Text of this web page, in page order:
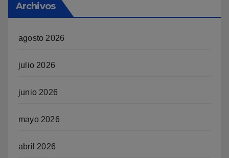
Archivos
agosto 2026
julio 2026
junio 2026
mayo 2026
abril 2026